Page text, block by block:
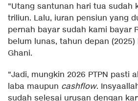
"Utang santunan hari tua sudah
triliun. Lalu, iuran pensiun yang
pernah bayar sudah kami bayar
belum lunas, tahun depan
Ghani.
"Jadi, mungkin 2026 PTPN pasti
laba maupun cashflow.
sudah selesai urusan dengan